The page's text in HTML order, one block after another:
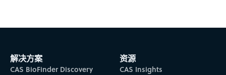
解决方案
CAS BioFinder Discovery
资源
CAS Insights